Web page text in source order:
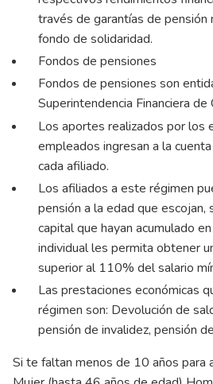
través de garantías de pensión
fondo de solidaridad.
Fondos de pensiones
Fondos de pensiones son
Superintendencia Financiera de
Los aportes realizados por los
empleados ingresan a la
cada afiliado.
Los afiliados a este régimen
pensión a la edad que escojan,
capital que hayan acumulado
individual les permita obtener
superior al 110% del salario
Las prestaciones económicas
régimen son: Devolución de
pensión de invalidez, pensión
Si te faltan menos de 10 años para